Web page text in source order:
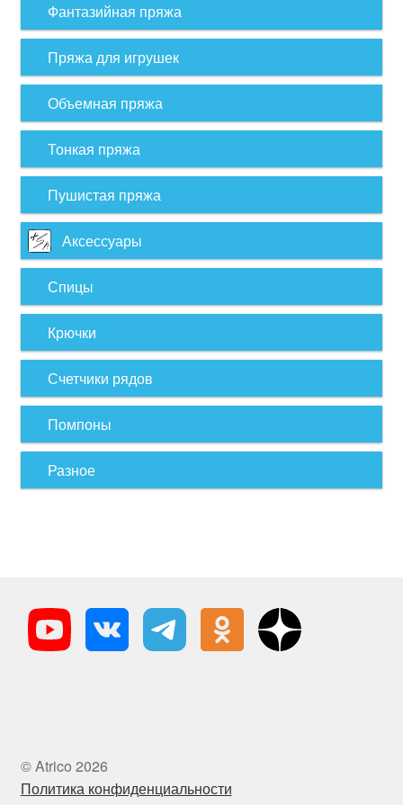
Фантазийная пряжа
Пряжа для игрушек
Объемная пряжа
Тонкая пряжа
Пушистая пряжа
Аксессуары
Спицы
Крючки
Счетчики рядов
Помпоны
Разное
© Atrico 2026
Политика конфиденциальности